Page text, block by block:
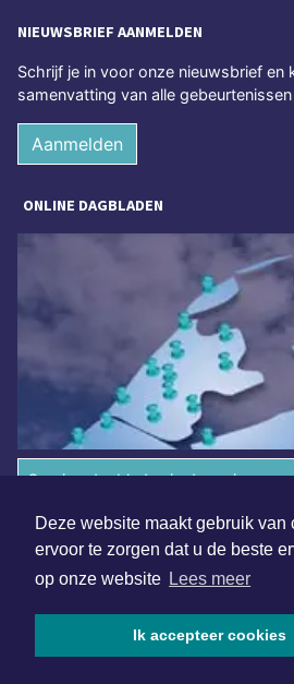
Deze website maakt gebruik van
ervoor te zorgen dat u de beste
op onze website Lees meer
Ik accepteer cookies
NIEUWSBRIEF AANMELDEN
Schrijf je in voor onze nieuwsbrief en
samenvatting van alle
Aanmelden
ONLINE DAGBLADEN
Overige dagbladen in de regio
Copyright (c) 2026 |
Algemene voorwaarden
Disclaimer